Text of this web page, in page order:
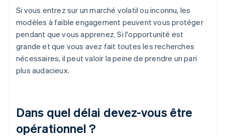
Si vous entrez sur un marché volatil ou inconnu, les
modèles à faible engagement peuvent vous protéger
pendant que vous apprenez. Si l'opportunité est
grande et que vous avez fait toutes les recherches
nécessaires, il peut valoir la peine de prendre un pari
plus audacieux.
Dans quel délai devez-vous être
opérationnel ?